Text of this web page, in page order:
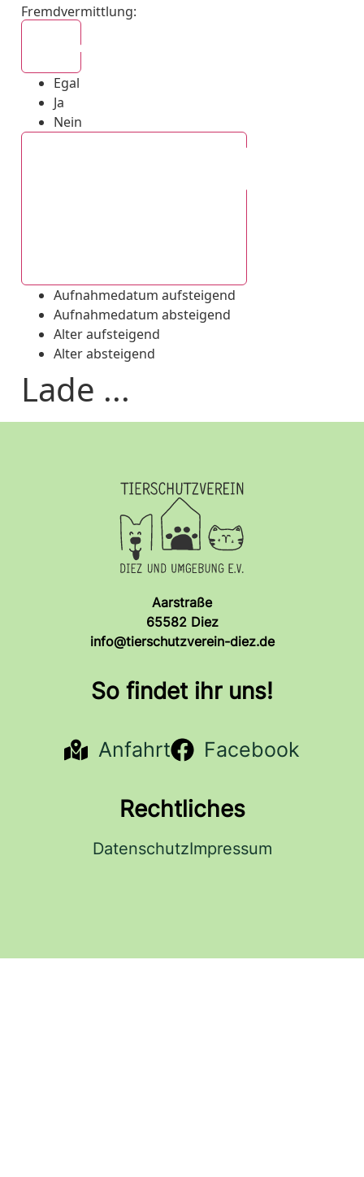
Fremdvermittlung:
Egal
Ja
Nein
Aufnahmedatum aufsteigend
Aufnahmedatum absteigend
Alter aufsteigend
Alter absteigend
Lade ...
Aarstraße
65582 Diez
info@tierschutzverein-diez.de
So findet ihr uns!
Anfahrt Facebook
Rechtliches
DatenschutzImpressum